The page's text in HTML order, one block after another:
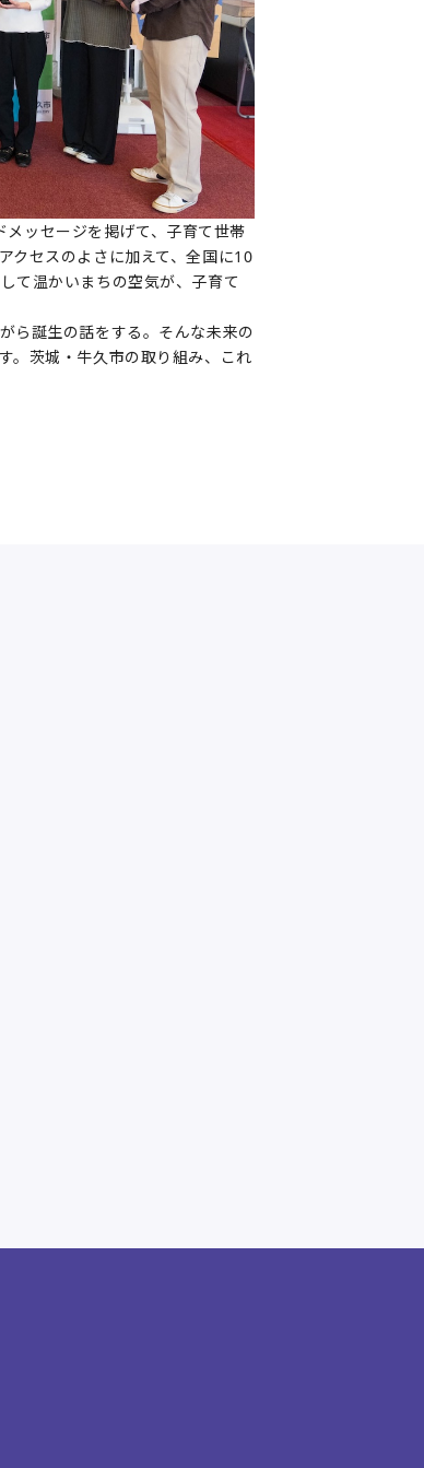
ッセージを掲げて、子育て世帯
クセスのよさに加えて、全国に10
て温かいまちの空気が、子育て
ら誕生の話をする。そんな未来の
。茨城・牛久市の取り組み、これ